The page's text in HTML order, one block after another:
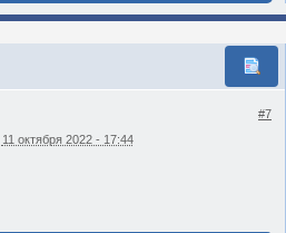
#7
11 октября 2022 - 17:44